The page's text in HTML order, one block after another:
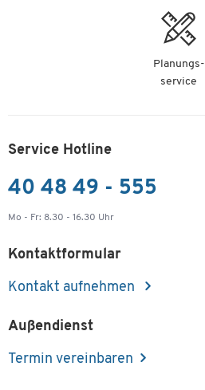
Planungs-
service
Service Hotline
40 48 49 - 555
Mo - Fr: 8.30 - 16.30 Uhr
Kontaktformular
Kontakt aufnehmen
Außendienst
Termin vereinbaren